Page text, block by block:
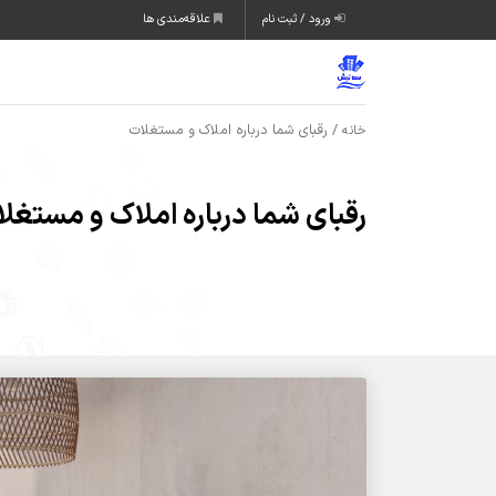
ورود / ثبت نام علاقه‌مندی ها
خانه / رقبای شما درباره املاک و مستغلات
رقبای شما درباره املاک و